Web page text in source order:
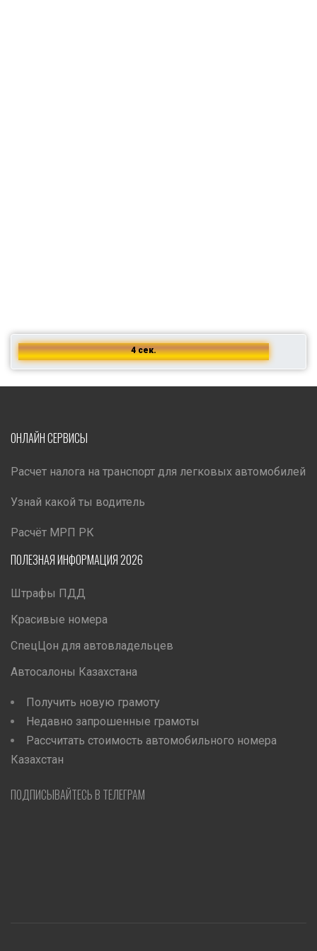
4 сек.
ОНЛАЙН СЕРВИСЫ
Расчет налога на транспорт для легковых автомобилей
Узнай какой ты водитель
Расчёт МРП РК
ПОЛЕЗНАЯ ИНФОРМАЦИЯ 2026
Штрафы ПДД
Красивые номера
СпецЦон для автовладельцев
Автосалоны Казахстана
Получить новую грамоту
Недавно запрошенные грамоты
Рассчитать стоимость автомобильного номера
Казахстан
ПОДПИСЫВАЙТЕСЬ В ТЕЛЕГРАМ